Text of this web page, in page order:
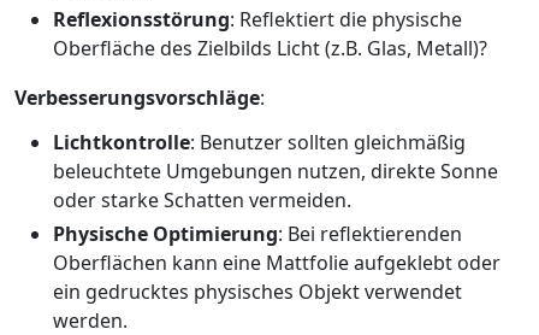
Reflexionsstörung: Reflektiert die physische
Oberfläche des Zielbilds Licht (z.B. Glas, Metall)?
Verbesserungsvorschläge:
Lichtkontrolle: Benutzer sollten gleichmäßig
beleuchtete Umgebungen nutzen, direkte Sonne
oder starke Schatten vermeiden.
Physische Optimierung: Bei reflektierenden
Oberflächen kann eine Mattfolie aufgeklebt oder
ein gedrucktes physisches Objekt verwendet
werden.